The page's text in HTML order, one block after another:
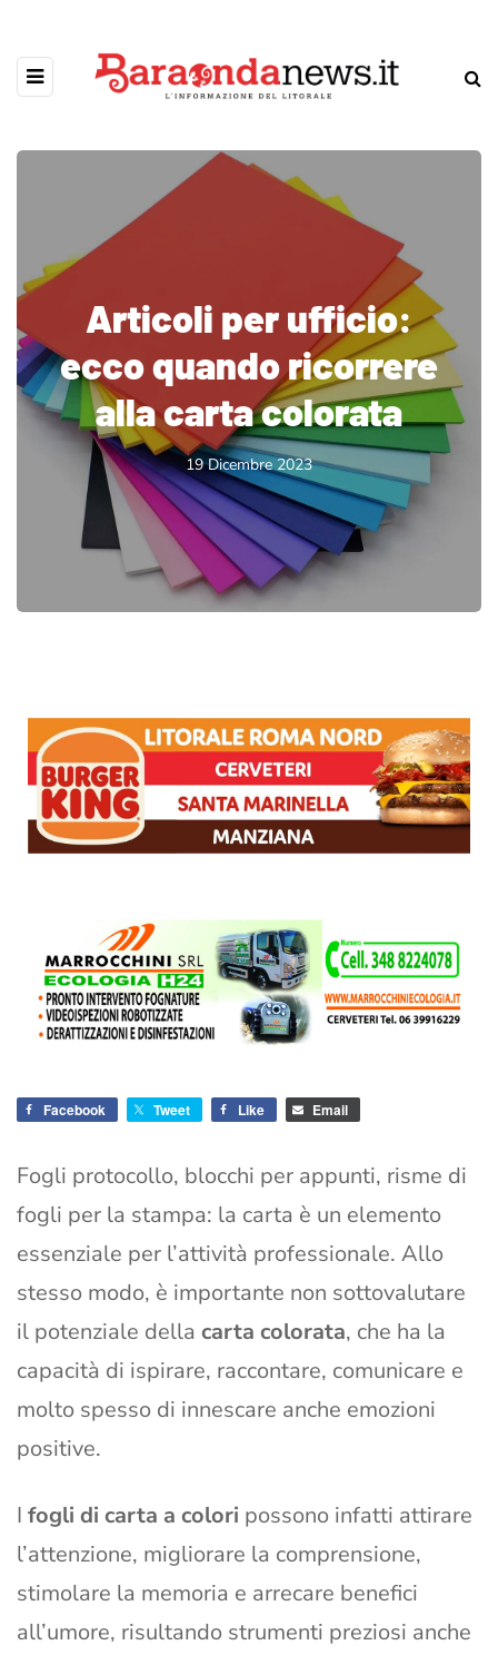
Articoli per ufficio:
ecco quando ricorrere
alla carta colorata
19 Dicembre 2023
Facebook Tweet Like Email
Fogli protocollo, blocchi per appunti, risme di
fogli per la stampa: la carta è un elemento
essenziale per l’attività professionale. Allo
stesso modo, è importante non sottovalutare
il potenziale della carta colorata, che ha la
capacità di ispirare, raccontare, comunicare e
molto spesso di innescare anche emozioni
positive.
I fogli di carta a colori possono infatti attirare
l’attenzione, migliorare la comprensione,
stimolare la memoria e arrecare benefici
all’umore, risultando strumenti preziosi anche